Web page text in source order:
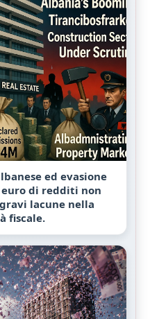
ed evasione
di redditi non
lacune nella
fiscale.